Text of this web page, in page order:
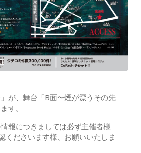
が、舞台「B面〜煙が漂うその先
す。
報につきましては必ず主催者様
くださいます様、お願いいたしま